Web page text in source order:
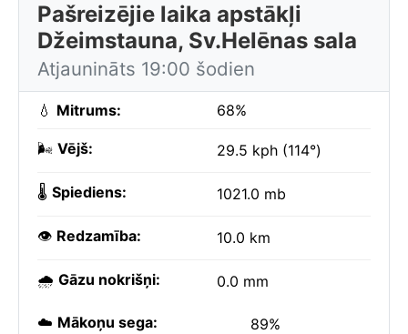
Pašreizējie laika apstākļi
Džeimstauna, Sv.Helēnas sala
Atjaunināts 19:00 šodien
💧 Mitrums: 68%
🌬️ Vējš: 29.5 kph (114°)
🌡️ Spiediens: 1021.0 mb
👁️ Redzamība: 10.0 km
🌧️ Gāzu nokrišņi: 0.0 mm
☁️ Mākoņu sega: 89%